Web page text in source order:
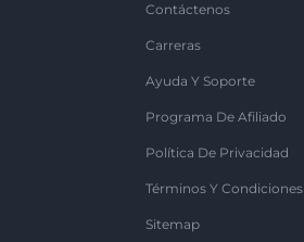
Contáctenos
Carreras
Ayuda Y Soporte
Programa De Afiliado
Política De Privacidad
Términos Y Condiciones
Sitemap